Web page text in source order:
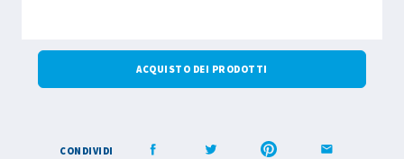
ACQUISTO DEI PRODOTTI
CONDIVIDI